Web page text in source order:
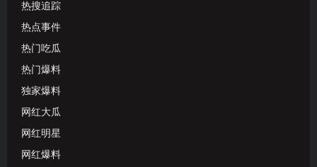
热搜追踪
热点事件
热门吃瓜
热门爆料
独家爆料
网红大瓜
网红明星
网红爆料